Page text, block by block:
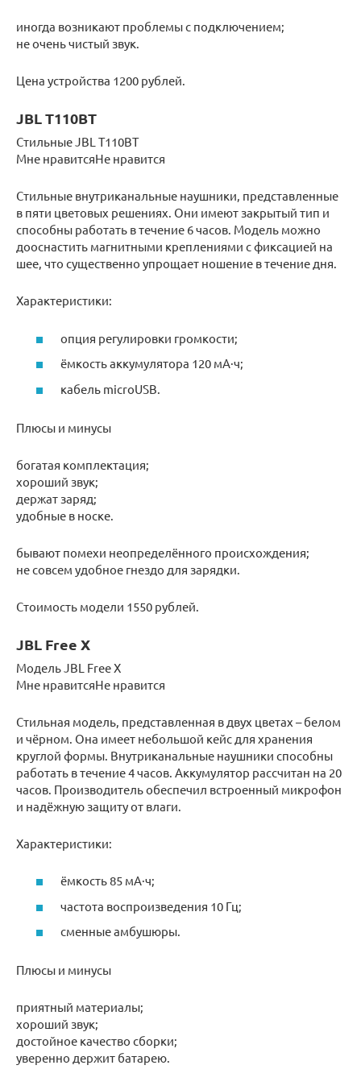
иногда возникают проблемы с подключением;
не очень чистый звук.
Цена устройства 1200 рублей.
JBL T110BT
Стильные JBL T110BT
Мне нравитсяНе нравится
Стильные внутриканальные наушники, представленные
в пяти цветовых решениях. Они имеют закрытый тип и
способны работать в течение 6 часов. Модель можно
дооснастить магнитными креплениями с фиксацией на
шее, что существенно упрощает ношение в течение дня.
Характеристики:
опция регулировки громкости;
ёмкость аккумулятора 120 мА·ч;
кабель microUSB.
Плюсы и минусы
богатая комплектация;
хороший звук;
держат заряд;
удобные в носке.
бывают помехи неопределённого происхождения;
не совсем удобное гнездо для зарядки.
Стоимость модели 1550 рублей.
JBL Free X
Модель JBL Free X
Мне нравитсяНе нравится
Стильная модель, представленная в двух цветах – белом
и чёрном. Она имеет небольшой кейс для хранения
круглой формы. Внутриканальные наушники способны
работать в течение 4 часов. Аккумулятор рассчитан на 20
часов. Производитель обеспечил встроенный микрофон
и надёжную защиту от влаги.
Характеристики:
ёмкость 85 мА·ч;
частота воспроизведения 10 Гц;
сменные амбушюры.
Плюсы и минусы
приятный материалы;
хороший звук;
достойное качество сборки;
уверенно держит батарею.